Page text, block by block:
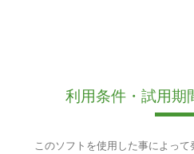
利用条件・試用期
このソフトを使用した事によっ